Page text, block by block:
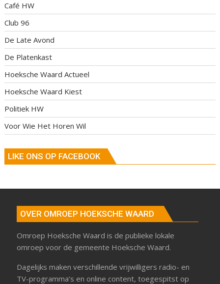
Café HW
Club 96
De Late Avond
De Platenkast
Hoeksche Waard Actueel
Hoeksche Waard Kiest
Politiek HW
Voor Wie Het Horen Wil
LIKE ONS OP FACEBOOK
OVER OMROEP HOEKSCHE WAARD
Omroep Hoeksche Waard is de publieke lokale
omroep voor de gemeente Hoeksche Waard.
Dagelijks maken verschillende vrijwilligers radio- en
TV-programma’s en online content, toegespitst op